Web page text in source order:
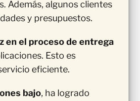
Además, algunos clientes
y presupuestos.
en el proceso de entrega
Esto es
eficiente.
bajo, ha logrado